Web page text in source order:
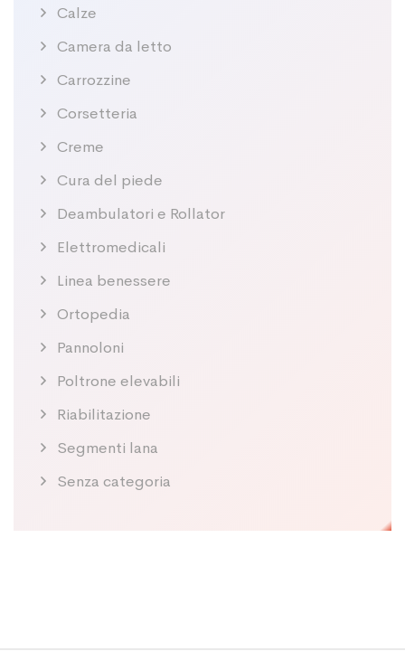
Calze
Camera da letto
Carrozzine
Corsetteria
Creme
Cura del piede
Deambulatori e Rollator
Elettromedicali
Linea benessere
Ortopedia
Pannoloni
Poltrone elevabili
Riabilitazione
Segmenti lana
Senza categoria